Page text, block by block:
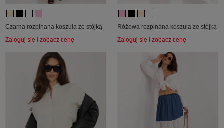
Czarna rozpinana koszula ze stójką
Zaloguj się i zobacz cenę
Różowa rozpinana koszula ze stójką
Zaloguj się i zobacz cenę